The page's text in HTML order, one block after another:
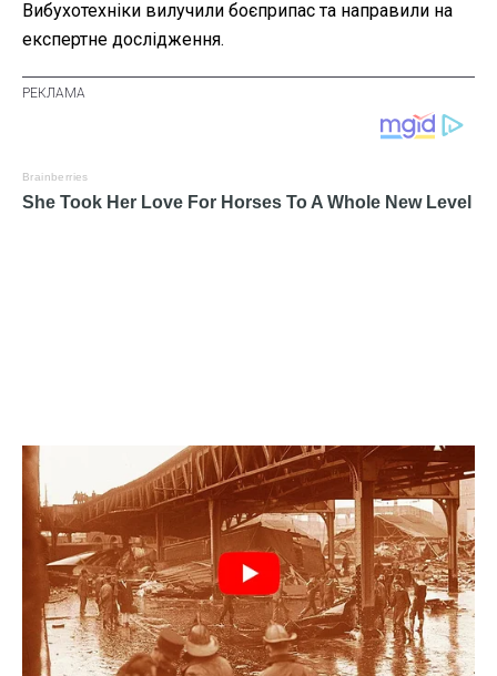
Вибухотехніки вилучили боєприпас та направили на
експертне дослідження.